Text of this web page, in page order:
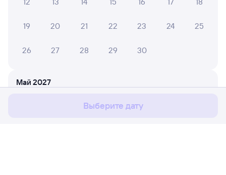
19 20 21 22 23 24 25
26 27 28 29 30
Май 2027
Выберите дату